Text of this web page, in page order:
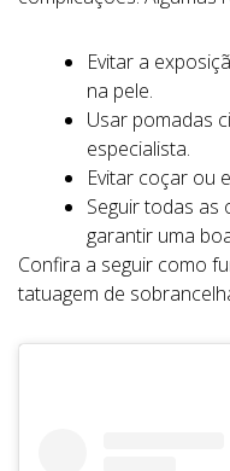
Evitar a
na pele.
Usar pomadas
especialista.
Evitar coçar ou
Seguir todas
garantir uma
Confira a seguir como
tatuagem de